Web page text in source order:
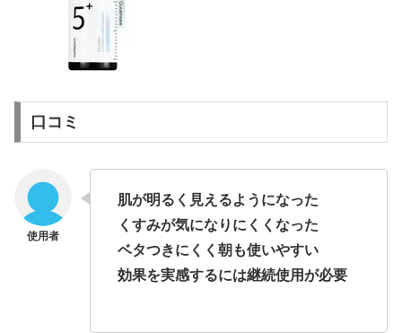
口コミ
肌が明るく見えるようになった
くすみが気になりにくくなった
ベタつきにくく朝も使いやすい
効果を実感するには継続使用が必要